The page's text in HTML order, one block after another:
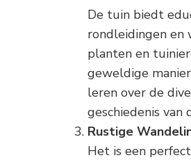
De tuin biedt
rondleidingen en
planten en
geweldige
leren over de
geschiedenis van
Rustige
Het is een